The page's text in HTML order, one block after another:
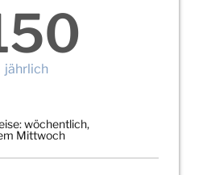
jährlich
wöchentlich,
Mittwoch